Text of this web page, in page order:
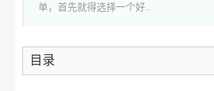
单，首先就得选择一个好...
目录